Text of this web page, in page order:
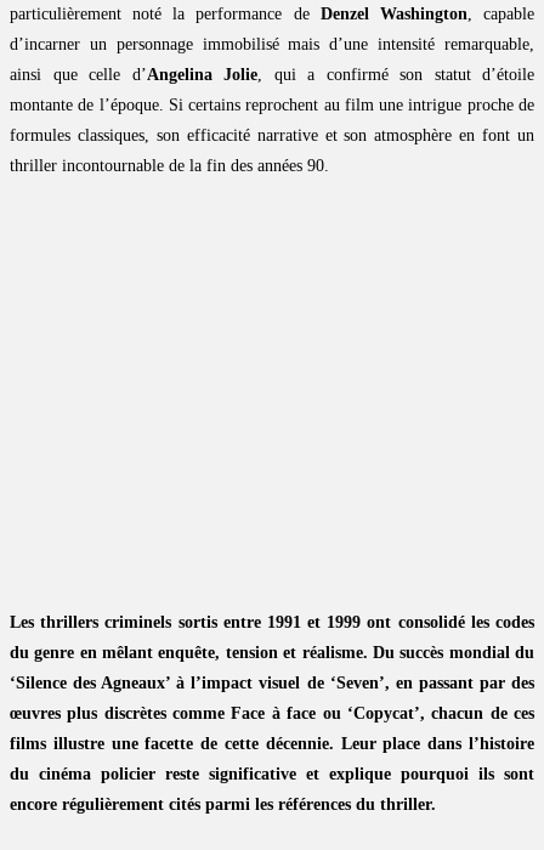
particulièrement noté la performance de Denzel Washington, capable
d’incarner un personnage immobilisé mais d’une intensité remarquable,
ainsi que celle d’Angelina Jolie, qui a confirmé son statut d’étoile
montante de l’époque. Si certains reprochent au film une intrigue proche de
formules classiques, son efficacité narrative et son atmosphère en font un
thriller incontournable de la fin des années 90.
Les thrillers criminels sortis entre 1991 et 1999 ont consolidé les codes
du genre en mêlant enquête, tension et réalisme. Du succès mondial du
‘Silence des Agneaux’ à l’impact visuel de ‘Seven’, en passant par des
œuvres plus discrètes comme Face à face ou ‘Copycat’, chacun de ces
films illustre une facette de cette décennie. Leur place dans l’histoire
du cinéma policier reste significative et explique pourquoi ils sont
encore régulièrement cités parmi les références du thriller.